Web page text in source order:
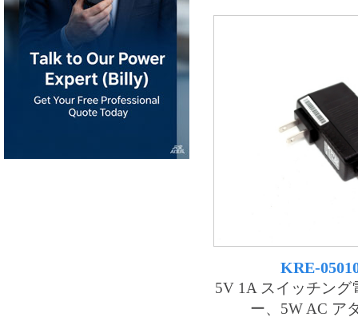
KRE-
5V 1A スイッチング
ー、5W AC ア